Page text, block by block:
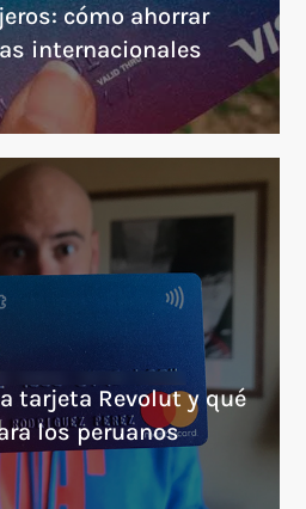
cómo ahorrar
internacionales
tarjeta Revolut y qué
los peruanos